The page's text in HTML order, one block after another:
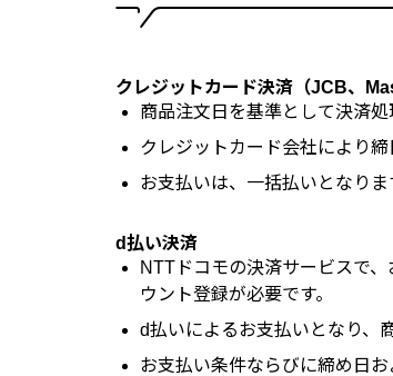
クレジットカード決済（JCB、
商品注文日を基準として決済処
クレジットカード会社により締
お支払いは、一括払いとなりま
d払い決済
NTTドコモの決済サービスで
ウント登録が必要です。
d払いによるお支払いとなり、
お支払い条件ならびに締め日